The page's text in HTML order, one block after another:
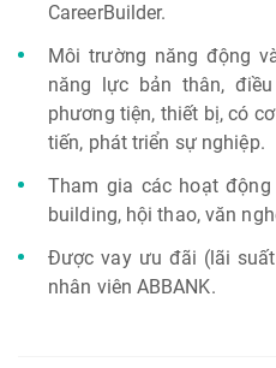
CareerBuilder.
Môi trường năng động
năng lực bản thân,
phương tiện, thiết bị, có
tiến, phát triển sự nghiệp.
Tham gia các hoạt
building, hội thao, văn
Được vay ưu đãi (lãi
nhân viên ABBANK.